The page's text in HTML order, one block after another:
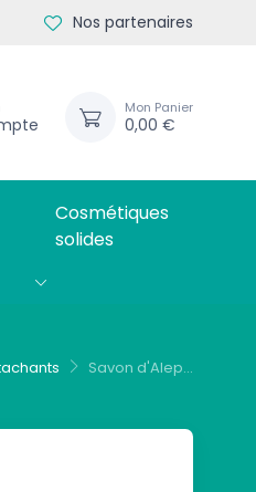
Nos partenaires
Mon Panier
0,00 €
Cosmétiques
solides
Savon d'Alep...